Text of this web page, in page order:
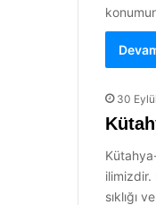
30
ilimizdir.
sıklığı